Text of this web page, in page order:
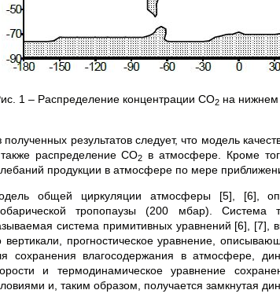
1 – Распределение концентрации CO2 на нижнем
полученных результатов следует, что модель
распределение CO2
в атмосфере. Кроме
продукции в атмосфере по мере
общей циркуляции атмосферы [5], [6],
тропопаузы (200 мбар).
система примитивных уравнений [6], [7],
вертикали, прогностическое уравнение,
сохранения влагосодержания в атмосфере,
и термодинамическое уравнение
и, таким образом, получается замкнутая